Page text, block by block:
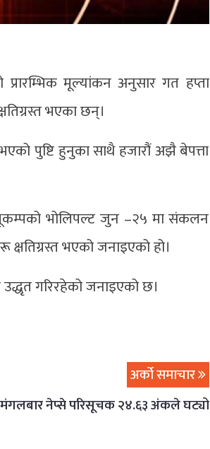
प्रारम्भिक मूल्यांकन अनुसार गत हप्ता
भएका छन्।
पुष्टि हुनुका साथै हजारौं अझै बेपत्ता
भोलिपल्ट जुन –२५ मा संकलन
क्षतिग्रस्त भएको जनाइएको हो।
गरिरहेको जनाइएको छ।
अर्को समाचार
मंगलबार नेप्से परिसूचक २४.६३ अंकले घट्यो